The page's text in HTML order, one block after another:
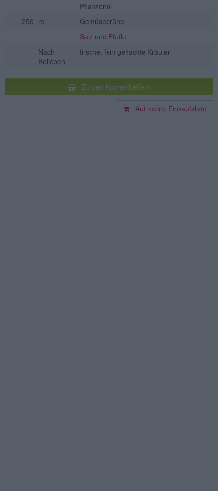
Pflanzenöl
250 ml
Gemüsebrühe
Salz und Pfeffer
Nach
Belieben
frische, fein gehackte Kräuter
Zu den Küchenhelfern
Auf meine Einkaufsliste